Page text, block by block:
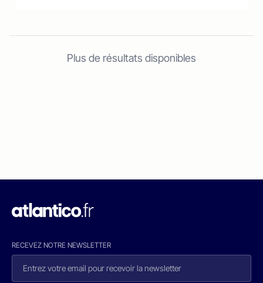
Plus de résultats disponibles
RECEVEZ NOTRE NEWSLETTER